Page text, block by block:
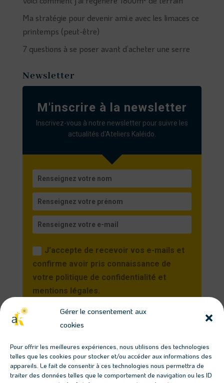
Gérer le consentement aux
cookies
Pour offrir les meilleures expériences, nous utilisons des technologies
telles que les cookies pour stocker et/ou accéder aux informations des
appareils. Le fait de consentir à ces technologies nous permettra de
traiter des données telles que le comportement de navigation ou les ID
Ma stratégie pour devenir ami.e avec les limaces ce
printemps (peut-être)
7 questions à se poser avant d’acheter une serre
Newsletter
M'inscrire à la newsletter
Inscrivez-vous à notre newsletter pour suivre les
actualités d'Ateliers Kaléido.
J'accepte de recevoir vos e-mails et
confirme avoir pris connaissance de
votre politique de confidentialité et
mentions légales.
cliquant sur le lien présent dans nos emails.